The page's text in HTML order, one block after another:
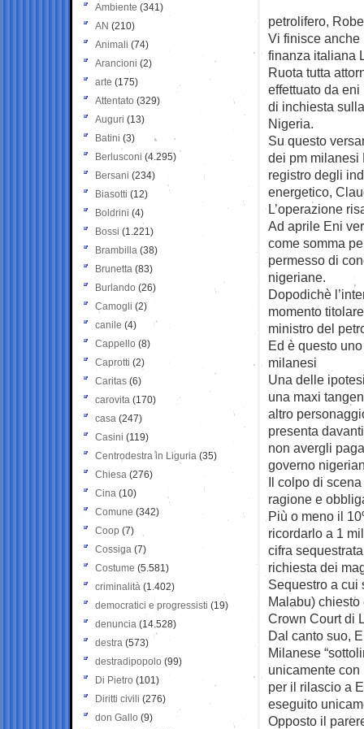
petrolifero,
Vi finisce anche
finanza italiana
Ruota tutta
effettuato da
di inchiesta
Nigeria.
Su questo
dei pm milanesi
registro degli
energetico,
L’operazione
Ad aprile Eni
come somma
permesso di
nigeriane.
Dopodichè
momento
ministro del
Ed è questo
milanesi
Una delle
una maxi
altro
presenta
non avergli
governo
Il colpo di
ragione e
Più o meno il
ricordarlo a 1
cifra
richiesta dei
Sequestro a cui
Malabu)
Crown Court di
Dal canto suo,
Milanese
unicamente
per il rilascio a
eseguito
Opposto il
Ambiente (341)
AN (210)
Animali (74)
Arancioni (2)
arte (175)
Attentato (329)
Auguri (13)
Batini (3)
Berlusconi (4.295)
Bersani (234)
Biasotti (12)
Boldrini (4)
Bossi (1.221)
Brambilla (38)
Brunetta (83)
Burlando (26)
Camogli (2)
canile (4)
Cappello (8)
Caprotti (2)
Caritas (6)
carovita (170)
casa (247)
Casini (119)
Centrodestra in Liguria (35)
Chiesa (276)
Cina (10)
Comune (342)
Coop (7)
Cossiga (7)
Costume (5.581)
criminalità (1.402)
democratici e progressisti (19)
denuncia (14.528)
destra (573)
destradipopolo (99)
Di Pietro (101)
Diritti civili (276)
don Gallo (9)